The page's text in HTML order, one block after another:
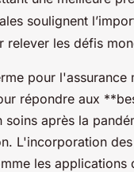
soulignent
relever les défis
pour l'assurance
répondre aux
après la
L'incorporation
les